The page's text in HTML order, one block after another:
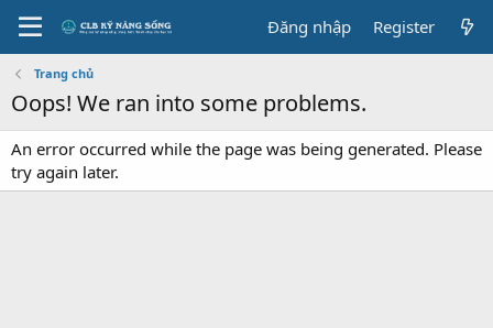
Đăng nhập Register
Trang chủ
Oops! We ran into some problems.
An error occurred while the page was being generated. Please
try again later.